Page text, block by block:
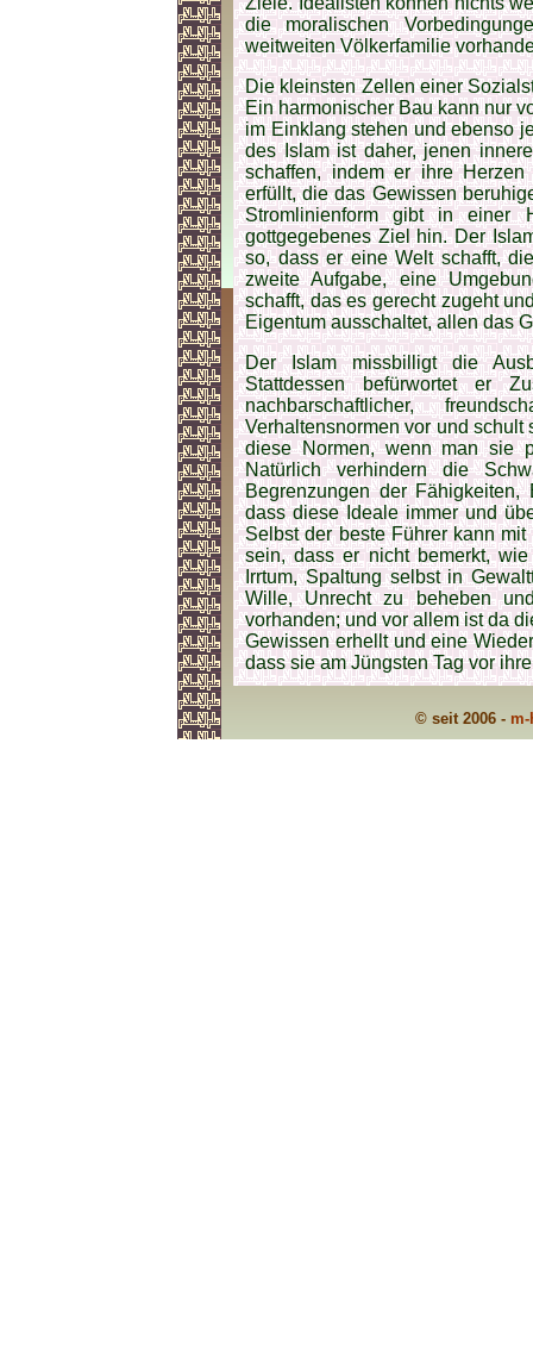
die moralischen
weitweiten Völkerfamilie
Die kleinsten Zellen einer
Ein harmonischer Bau kann nur
im Einklang stehen und ebenso
des Islam ist daher, jenen
schaffen, indem er ihre
erfüllt, die das Gewissen
Stromlinienform gibt in einer
gottgegebenes Ziel hin. Der
so, dass er eine Welt schafft,
zweite Aufgabe, eine
schafft, das es gerecht zugeht
Eigentum ausschaltet, allen das
Der Islam missbilligt die
Stattdessen befürwortet er
nachbarschaftlicher,
Verhaltensnormen vor und
diese Normen, wenn man sie
Natürlich verhindern die
Begrenzungen der
dass diese Ideale immer und
Selbst der beste Führer kann
sein, dass er nicht bemerkt,
Irrtum, Spaltung selbst in
Wille, Unrecht zu beheben
vorhanden; und vor allem ist da
Gewissen erhellt und eine
dass sie am Jüngsten Tag vor
© seit 2006 -